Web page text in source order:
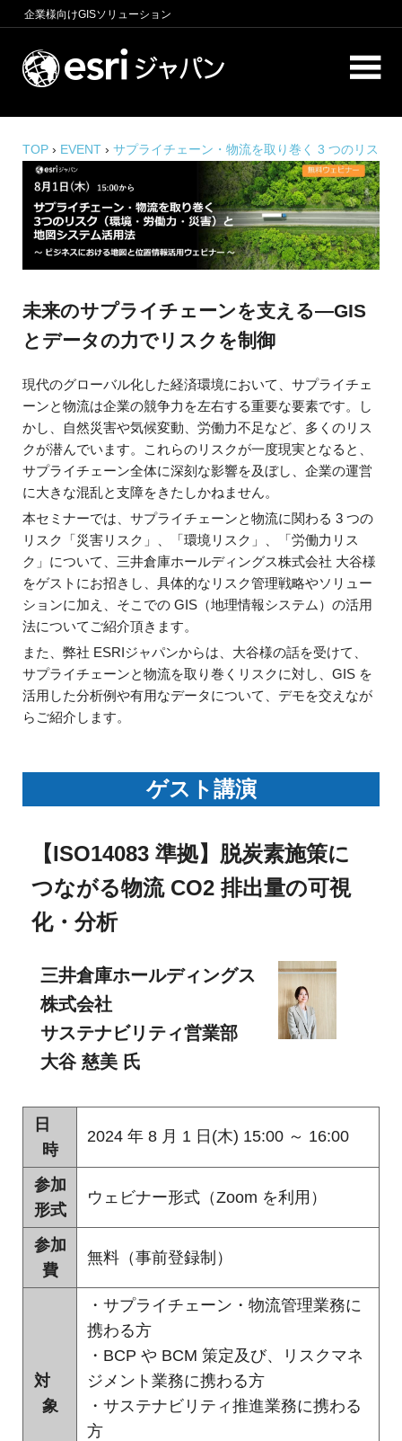
ン
企業様向けGISソリューション
シ
ョ
ン
イ
ン
ジ
ェ
ン
位
置
情
報
活
用
た
め
の
GIS・
シ
ス
ジ
ャ
ン
圏
析、
エ
リ
マ
ケ
ィ
グ、
環
境
分
析、
SCM、
リ
ス
ク
対
策、
ジ
オ・
等
の
地
図
TOP › EVENT › サプライチェーン・物流を取り巻く 3 つのリス
ク（環境・労働力・災害）と地図システム活用法～ ビジネスに
おける地図と位置情報活用ウェビナー ～
未来のサプライチェーンを支える―GIS
とデータの力でリスクを制御
現代のグローバル化した経済環境において、サプライチェ
ーンと物流は企業の競争力を左右する重要な要素です。し
かし、自然災害や気候変動、労働力不足など、多くのリス
クが潜んでいます。これらのリスクが一度現実となると、
サプライチェーン全体に深刻な影響を及ぼし、企業の運営
に大きな混乱と支障をきたしかねません。
本セミナーでは、サプライチェーンと物流に関わる 3 つの
リスク「災害リスク」、「環境リスク」、「労働力リス
ク」について、三井倉庫ホールディングス株式会社 大谷様
をゲストにお招きし、具体的なリスク管理戦略やソリュー
ションに加え、そこでの GIS（地理情報システム）の活用
法についてご紹介頂きます。
また、弊社 ESRIジャパンからは、大谷様の話を受けて、
サプライチェーンと物流を取り巻くリスクに対し、GIS を
活用した分析例や有用なデータについて、デモを交えなが
らご紹介します。
ゲスト講演
【ISO14083 準拠】脱炭素施策に
つながる物流 CO2 排出量の可視
化・分析
三井倉庫ホールディングス
株式会社
サステナビリティ営業部
大谷 慈美 氏
日
時
2024 年 8 月 1 日(木) 15:00 ～ 16:00
参加
形式
ウェビナー形式（Zoom を利用）
参加
費
無料（事前登録制）
対
象
・サプライチェーン・物流管理業務に
携わる方
・BCP や BCM 策定及び、リスクマネ
ジメント業務に携わる方
・サステナビリティ推進業務に携わる
方